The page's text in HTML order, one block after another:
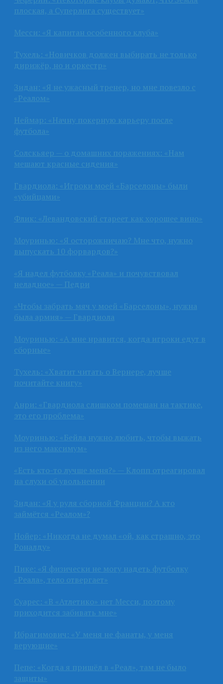
плоская, а Суперлига существует»
Месси: «Я капитан особенного клуба»
Тухель: «Новичков должен выбирать не только
дирижёр, но и оркестр»
Зидан: «Я не ужасный тренер, но мне повезло с
«Реалом»
Неймар: «Начну покерную карьеру после
футбола»
Солскьяер — о домашних поражениях: «Нам
мешают красные сидения»
Гвардиола: «Игроки моей «Барселоны» были
«убийцами»
Флик: «Левандовский стареет как хорошее вино»
Моуринью: «Я осторожничаю? Мне что, нужно
выпускать 10 форвардов?»
«Я надел футболку «Реала» и почувствовал
неладное» — Педри
«Чтобы забрать мяч у моей «Барселоны», нужна
была армия» — Гвардиола
Моуринью: «А мне нравится, когда игроки едут в
сборные»
Тухель: «Хватит читать о Вернере, лучше
почитайте книгу»
Анри: «Гвардиола слишком помешан на тактике,
это его проблема»
Моуринью: «Бейла нужно любить, чтобы выжать
из него максимум»
«Есть кто-то лучше меня?» — Клопп отреагировал
на слухи об увольнении
Зидан: «Я у руля сборной Франции? А кто
займётся «Реалом»?
Нойер: «Никогда не думал «ой, как страшно, это
Роналду»
Пике: «Я физически не могу надеть футболку
«Реала», тело отвергает»
Суарес: «В «Атлетико» нет Месси, поэтому
приходится забивать мне»
Ибрагимович: «У меня не фанаты, у меня
верующие»
Пепе: «Когда я пришёл в «Реал», там не было
защиты»